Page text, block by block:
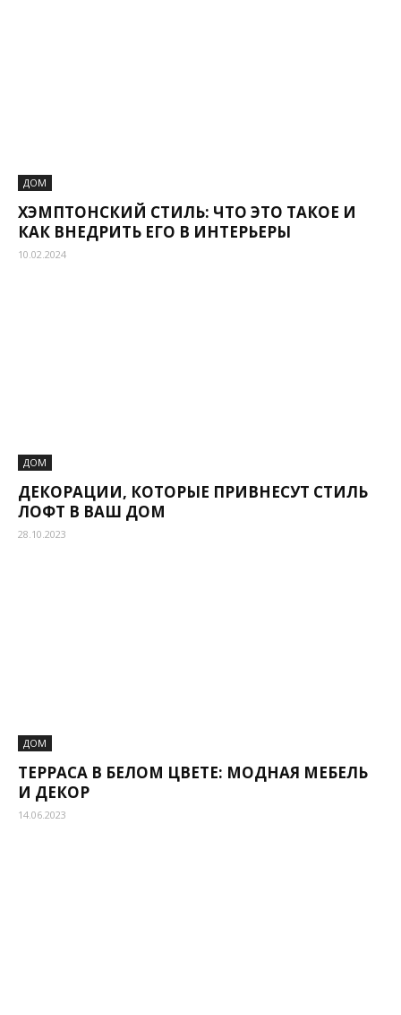
ДОМ
ХЭМПТОНСКИЙ СТИЛЬ: ЧТО ЭТО ТАКОЕ И
КАК ВНЕДРИТЬ ЕГО В ИНТЕРЬЕРЫ
10.02.2024
ДОМ
ДЕКОРАЦИИ, КОТОРЫЕ ПРИВНЕСУТ СТИЛЬ
ЛОФТ В ВАШ ДОМ
28.10.2023
ДОМ
ТЕРРАСА В БЕЛОМ ЦВЕТЕ: МОДНАЯ МЕБЕЛЬ
И ДЕКОР
14.06.2023